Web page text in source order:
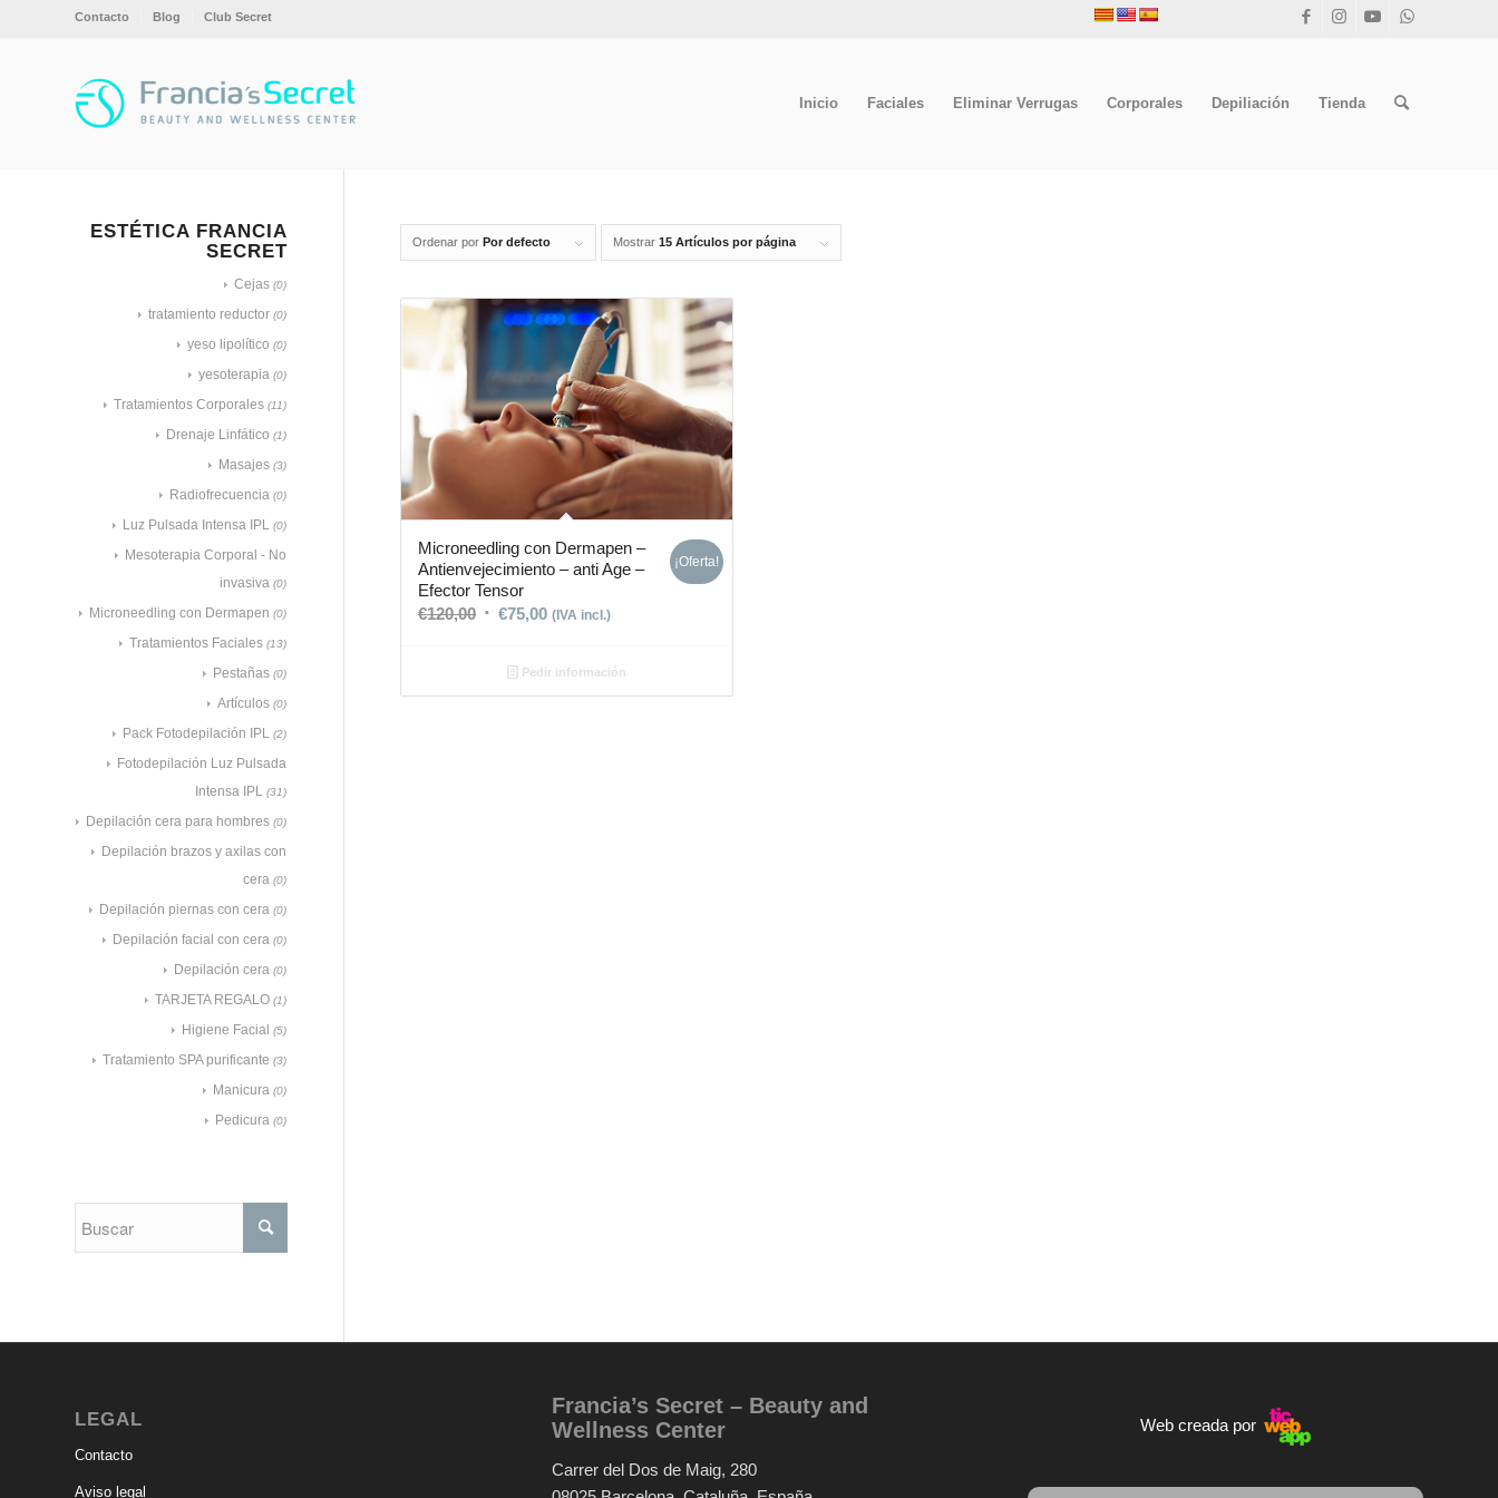
Contacto Blog Club Secret
Inicio Faciales Eliminar Verrugas Corporales Depiliación Tienda
Ordenar por Por defecto Mostrar 15 Artículos por página
Microneedling con Dermapen –
Antienvejecimiento – anti Age –
Efector Tensor
€120,00 €75,00 (IVA incl.)
¡Oferta!
Pedir información
ESTÉTICA FRANCIA
SECRET
Cejas (0)
tratamiento reductor (0)
yeso lipolítico (0)
yesoterapia (0)
Tratamientos Corporales (11)
Drenaje Linfático (1)
Masajes (3)
Radiofrecuencia (0)
Luz Pulsada Intensa IPL (0)
Mesoterapia Corporal - No
invasiva (0)
Microneedling con Dermapen (0)
Tratamientos Faciales (13)
Pestañas (0)
Artículos (0)
Pack Fotodepilación IPL (2)
Fotodepilación Luz Pulsada
Intensa IPL (31)
Depilación cera para hombres (0)
Depilación brazos y axilas con
cera (0)
Depilación piernas con cera (0)
Depilación facial con cera (0)
Depilación cera (0)
TARJETA REGALO (1)
Higiene Facial (5)
Tratamiento SPA purificante (3)
Manicura (0)
Pedicura (0)
LEGAL
Contacto
Aviso legal
Francia’s Secret – Beauty and
Wellness Center
Carrer del Dos de Maig, 280
Web creada por